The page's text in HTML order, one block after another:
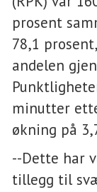
prosent
78,1
andelen
minutter
økning på
--Dette har
tillegg til